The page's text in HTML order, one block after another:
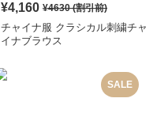
¥4,160 ¥4630(割引前)
チャイナ服 クラシカル刺繍チャ
イナブラウス
SALE